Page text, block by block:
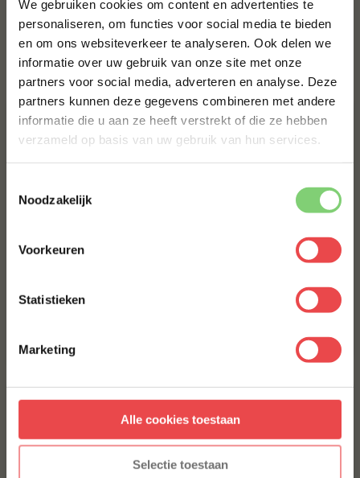
We gebruiken cookies om content en advertenties te
personaliseren, om functies voor social media te bieden
en om ons websiteverkeer te analyseren. Ook delen we
informatie over uw gebruik van onze site met onze
partners voor social media, adverteren en analyse. Deze
partners kunnen deze gegevens combineren met andere
informatie die u aan ze heeft verstrekt of die ze hebben
verzameld op basis van uw gebruik van hun services.
Noodzakelijk
Voorkeuren
Statistieken
Marketing
Alle cookies toestaan
Selectie toestaan
€ 9,95
Bestel alles
Procureur
Jalapeño cheddar worst
Home Made Texas style
€ 8,99
10% korting op je
eerste bestelling*
Schrijf je in voor onze nieuwsbrief en ontvang direct
10% korting op jouw eerste bestelling.
VOORNAAM
ACHTERNAAM
* Alleen voor nieuwe inschrijvers, korting niet geldig op reeds
afgeprijsde producten.